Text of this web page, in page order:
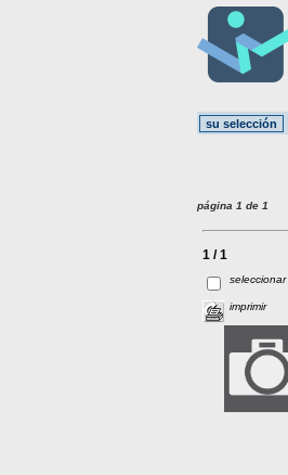
página 1 de 1
1 / 1
seleccionar
imprimir